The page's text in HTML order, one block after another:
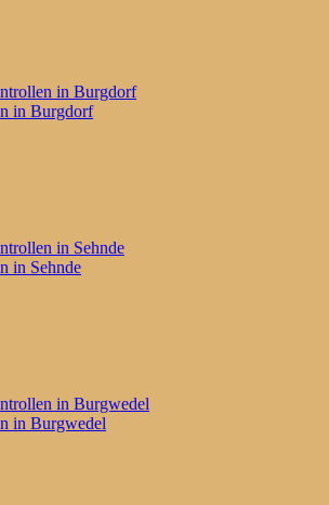
in Burgdorf
in Burgdorf
in Sehnde
in Sehnde
in Burgwedel
in Burgwedel